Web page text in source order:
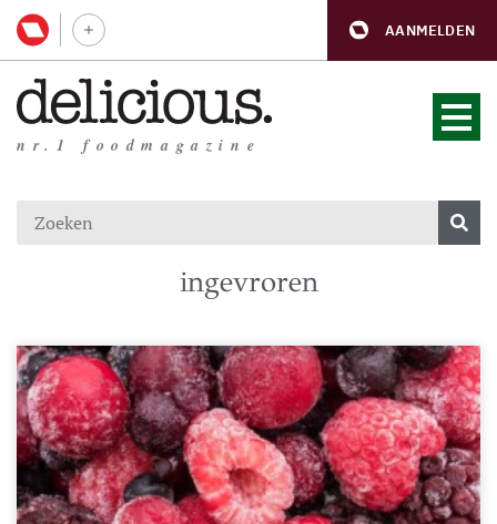
AANMELDEN
nr.1 foodmagazine
ingevroren